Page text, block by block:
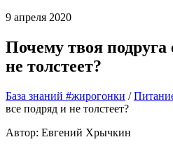
9 апреля 2020
Почему твоя подруга
не толстеет?
База знаний #жирогонки /
все подряд и не толстеет?
Автор: Евгений Хрычкин